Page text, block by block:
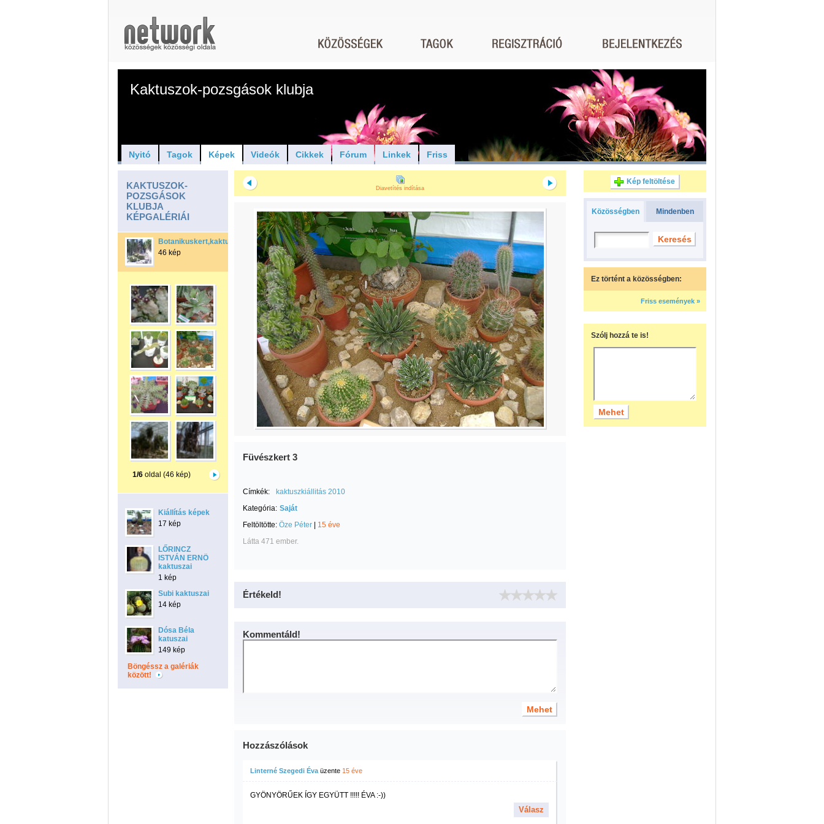
Kaktuszok-pozsgások klubja
Nyitó Tagok Képek Videók Cikkek Fórum Linkek Friss
KAKTUSZOK-
POZSGÁSOK
KLUBJA
KÉPGALÉRIÁI
Botanikuskert,kaktuszház
46 kép
1/6oldal (46 kép)
Kiállítás képek
17 kép
LŐRINCZ
ISTVÁN ERNÖ
kaktuszai
1 kép
Subi kaktuszai
14 kép
Dósa Béla
katuszai
149 kép
Böngéssz a galériák
között!
Diavetítés indítása
Füvészkert 3
Címkék:
kaktuszkiállitás 2010
Kategória: Saját
Feltöltötte: Öze Péter
15 éve
Látta 471 ember.
Értékeld!
Kommentáld!
Hozzászólások
Linterné Szegedi Éva üzente 15 éve
GYÖNYÖRŰEK ÍGY EGYÜTT !!!!! ÉVA :-))
Válasz
Kép feltöltése
Közösségben Mindenben
Ez történt a közösségben:
Friss események »
Szólj hozzá te is!